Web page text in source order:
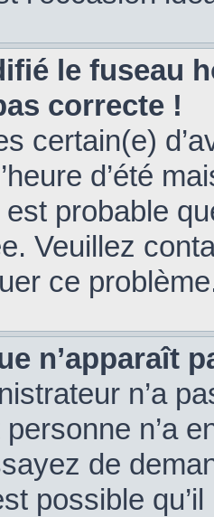
le fuseau
correcte !
certain(e)
d’été
probable
Veuillez
ce
n’apparaît
n’a
n’a
de
possible